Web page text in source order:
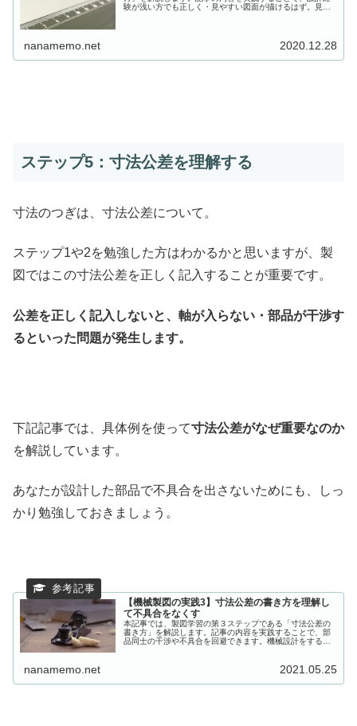
験が浅い方でも正しく・見やすい図面が描けるはず。見や
nanamemo.net 2020.12.28
ステップ5：寸法公差を理解する
寸法のつぎは、寸法公差について。
ステップ1や2を勉強した方はわかるかと思いますが、製
図ではこの寸法公差を正しく記入することが重要です。
公差を正しく記入しないと、軸が入らない・部品が干渉す
るといった問題が発生します。
下記記事では、具体例を使って寸法公差がなぜ重要なのか
を解説しています。
あなたが設計した部品で不具合を出さないためにも、しっ
かり勉強しておきましょう。
【機械製図の実践3】寸法公差の書き方を理解し
て不具合をなくす
本記事では、製図学習の第３ステップである「寸法公差の
書き方」を解説します。記事の内容を実践することで、部
品同士の干渉や不具合を回避できます。機械設計をするう
nanamemo.net 2021.05.25